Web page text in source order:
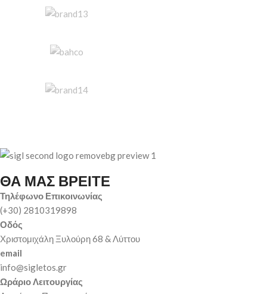
ΘΑ ΜΑΣ ΒΡΕΙΤΕ
Τηλέφωνο Επικοινωνίας
(+30) 2810319898
Οδός
Χριστομιχάλη Ξυλούρη 68 & Λύττου
email
info@sigletos.gr
Ωράριο Λειτουργίας